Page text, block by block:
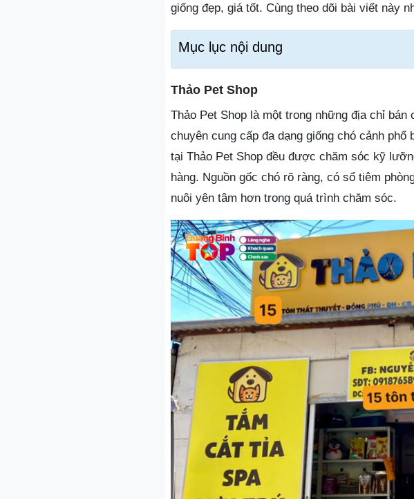
giống đẹp, giá tốt. Cùng theo dõi bài viết này
Mục lục nội dung
Thảo Pet Shop
Thảo Pet Shop là một trong những địa chỉ
chuyên cung cấp đa dạng giống chó cảnh
tại Thảo Pet Shop đều được chăm sóc kỹ
hàng. Nguồn gốc chó rõ ràng, có sổ tiêm
nuôi yên tâm hơn trong quá trình chăm sóc.